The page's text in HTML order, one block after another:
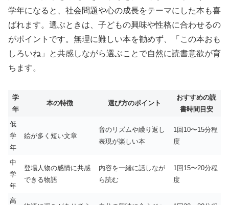
学年になると、社会問題や心の成長をテーマにした本も喜
ばれます。選ぶときは、子どもの興味や性格に合わせるの
がポイントです。無理に難しい本を勧めず、「この本おも
しろいね」と共感しながら選ぶことで自然に読書意欲が育
ちます。
学
年
本の特徴 選び方のポイント
おすすめの読
書時間目安
低
学
年
絵が多く短い文章
音のリズムや繰り返し
表現が楽しい本
1回10〜15分程
度
中
学
年
登場人物の感情に共感
できる物語
内容を一緒に話しなが
ら読む
1回15〜20分程
度
高